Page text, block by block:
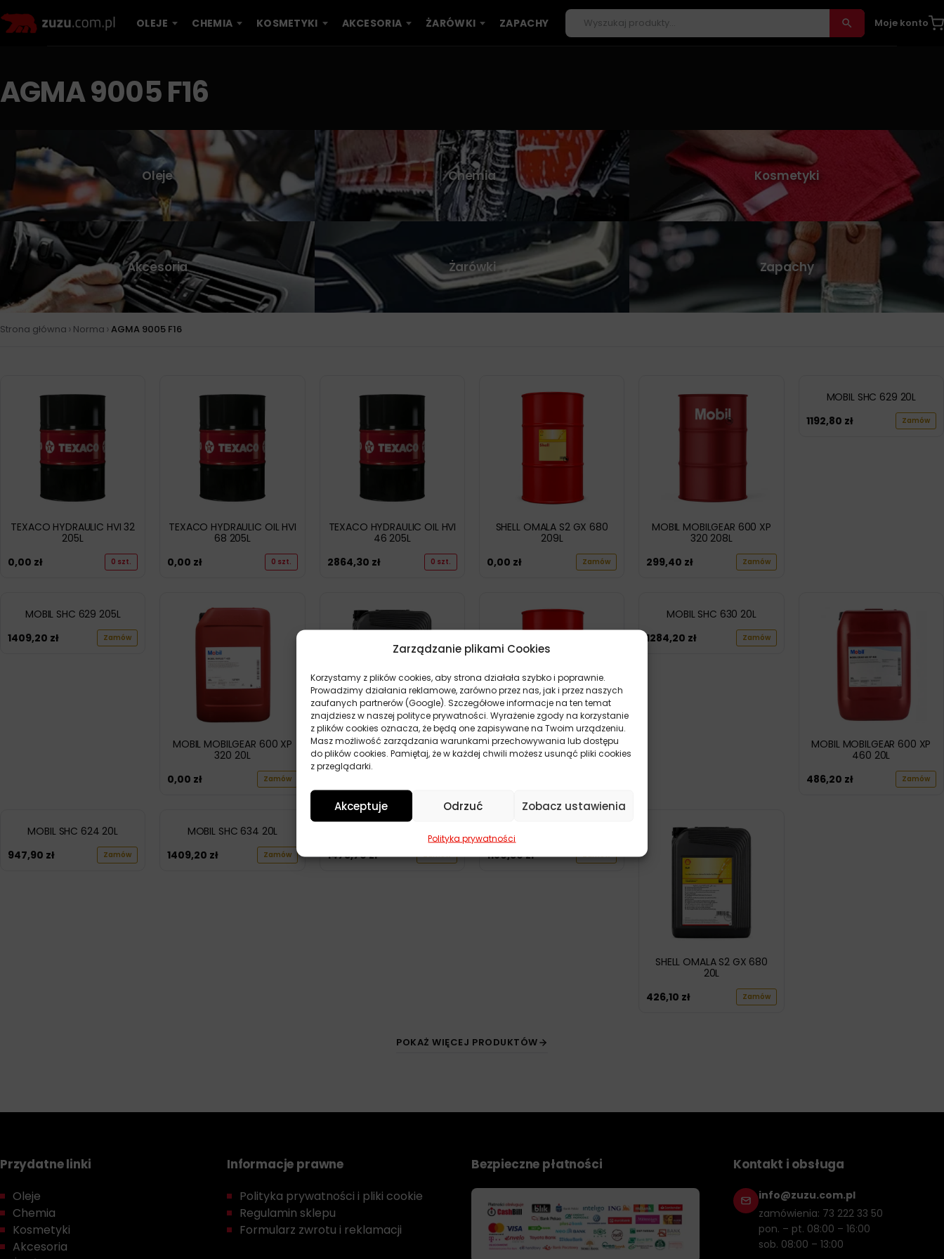
Zarządzanie plikami Cookies
Korzystamy z plików cookies, aby strona działała szybko i poprawnie.
Prowadzimy działania reklamowe, zarówno przez nas, jak i przez naszych
zaufanych partnerów (Google). Szczegółowe informacje na ten temat
znajdziesz w naszej polityce prywatności. Wyrażenie zgody na korzystanie
z plików cookies oznacza, że będą one zapisywane na Twoim urządzeniu.
Masz możliwość zarządzania warunkami przechowywania lub dostępu
do plików cookies. Pamiętaj, że w każdej chwili możesz usunąć pliki cookies
z przeglądarki.
Akceptuje Odrzuć Zobacz ustawienia
Polityka prywatności
OLEJE CHEMIA KOSMETYKI AKCESORIA ŻARÓWKI ZAPACHY Moje konto
AGMA 9005 F16
Oleje Chemia Kosmetyki
Akcesoria Żarówki Zapachy
Strona główna › Norma › AGMA 9005 F16
TEXACO HYDRAULIC HVI 32
205L
0,00 zł 0 szt.
TEXACO HYDRAULIC OIL HVI
68 205L
0,00 zł 0 szt.
TEXACO HYDRAULIC OIL HVI
46 205L
2864,30 zł 0 szt.
SHELL OMALA S2 GX 680
209L
0,00 zł Zamów
MOBIL MOBILGEAR 600 XP
320 208L
299,40 zł Zamów
MOBIL SHC 629 20L
1192,80 zł Zamów
MOBIL SHC 629 205L
1409,20 zł Zamów
MOBIL MOBILGEAR 600 XP
320 20L
0,00 zł Zamów
SHELL OMALA S4 GXV 460
20L
SHELL OMALA S4 GXV 460
209L
MOBIL SHC 630 20L
1284,20 zł Zamów
MOBIL MOBILGEAR 600 XP
460 20L
486,20 zł Zamów
MOBIL SHC 624 20L
947,90 zł Zamów
MOBIL SHC 634 20L
1409,20 zł Zamów
1475,70zł Zamów
1180,50zł Zamów
SHELL OMALA S2 GX 680
20L
426,10 zł Zamów
POKAŻ WIĘCEJ PRODUKTÓW
Przydatne linki
Oleje
Chemia
Kosmetyki
Akcesoria
Informacje prawne
Polityka prywatności i pliki cookie
Regulamin sklepu
Formularz zwrotu i reklamacji
Bezpieczne płatności Kontakt i obsługa
info@zuzu.com.pl
zamówienia: 73 222 33 50
pon. – pt. 08:00 – 16:00
sob. 08:00 – 13:00